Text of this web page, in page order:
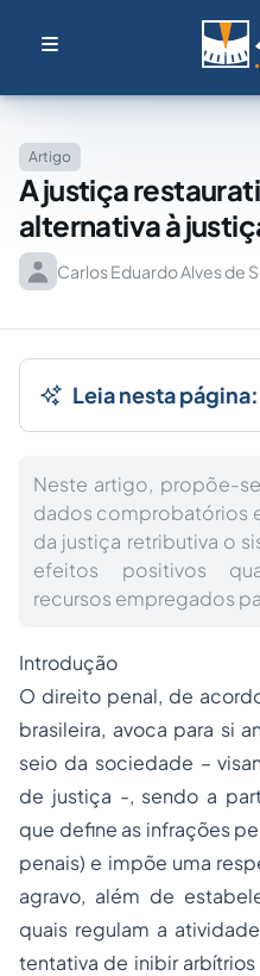
Artigo
A justiça
alternativa à
Carlos Eduardo Alves de
Leia nesta página:
Neste artigo, propõe-
dados comprobatórios
da justiça retributiva o
efeitos positivos
recursos empregados
Introdução
O direito penal, de
brasileira, avoca para si
seio da sociedade –
de justiça -, sendo a
que define as infrações
penais) e impõe uma
agravo, além de
quais regulam a
tentativa de inibir